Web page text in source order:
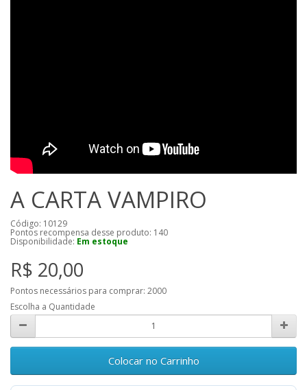
A CARTA VAMPIRO
Código: 10129
Pontos recompensa desse produto: 140
Disponibilidade: Em estoque
R$ 20,00
Pontos necessários para comprar: 2000
Escolha a Quantidade
Colocar no Carrinho